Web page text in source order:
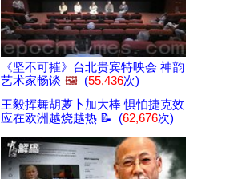
《坚不可摧》台北贵宾特映会 神韵
艺术家畅谈 🖼️ (55,436次)
王毅挥舞胡萝卜加大棒 惧怕捷克效
应在欧洲越烧越热 📝 (62,676次)